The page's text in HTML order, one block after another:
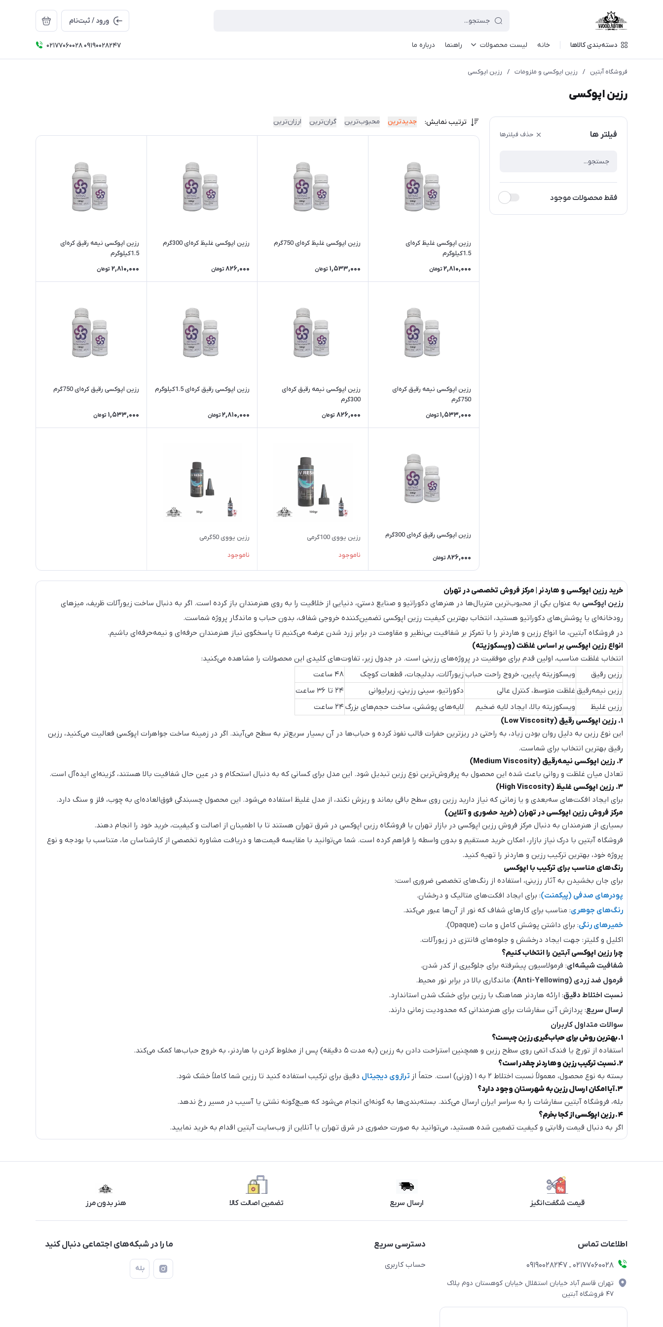
ورود / ثبت‌نام
دسته‌بندی کالاها خانه لیست محصولات راهنما درباره ما ۰۲۱۷۷۰۶۰۰۲۸ ۰۹۱۹۰۰۲۸۲۴۷
فروشگاه آبتین / رزين اپوکسی و ملزومات / رزين اپوكسی
رزين اپوكسی
فیلتر ها حذف فیلترها
فقط محصولات موجود
ترتیب نمایش: جدیدترین محبوب‌ترین گران‌ترین ارزان‌ترین
رزین اپوکسی غلیظ کره‌ای
1.5کیلوگرم
2,810,000 تومان
رزین اپوکسی غلیظ کره‌ای 750گرم
1,533,000 تومان
رزین اپوکسی غلیظ کره‌ای 300گرم
826,000 تومان
رزین اپوکسی نیمه رقیق کره‌ای
1.5کیلوگرم
2,810,000 تومان
رزین اپوکسی نیمه رقیق کره‌ای
750گرم
1,533,000 تومان
رزین اپوکسی نیمه رقیق کره‌ای
300گرم
826,000 تومان
رزین اپوکسی رقیق کره‌ای 1.5کیلوگرم
2,810,000 تومان
رزین اپوکسی رقیق کره‌ای 750گرم
1,533,000 تومان
رزین اپوکسی رقیق کره‌ای 300گرم
826,000 تومان
رزین یووی 100گرمی
ناموجود
رزین یووی 50گرمی
ناموجود
خرید رزین اپوکسی و هاردنر | مرکز فروش تخصصی در تهران
رزین اپوکسی به عنوان یکی از محبوب‌ترین متریال‌ها در هنرهای دکوراتیو و صنایع دستی، دنیایی از خلاقیت را به روی هنرمندان باز کرده است. اگر به دنبال ساخت زیورآلات ظریف، میزهای
رودخانه‌ای یا پوشش‌های دکوراتیو هستید، انتخاب بهترین کیفیت رزین اپوکسی تضمین‌کننده خروجی شفاف، بدون حباب و ماندگار پروژه شماست.
در فروشگاه آبتین، ما انواع رزین و هاردنر را با تمرکز بر شفافیت بی‌نظیر و مقاومت در برابر زرد شدن عرضه می‌کنیم تا پاسخگوی نیاز هنرمندان حرفه‌ای و نیمه‌حرفه‌ای باشیم.
انواع رزین اپوکسی بر اساس غلظت (ویسکوزیته)
انتخاب غلظت مناسب، اولین قدم برای موفقیت در پروژه‌های رزینی است. در جدول زیر، تفاوت‌های کلیدی این محصولات را مشاهده می‌کنید:
رزین رقیق
ویسکوزیته پایین، خروج راحت حباب زیورآلات، بدلیجات، قطعات کوچک
۴۸ ساعت
رزین نیمه‌رقیق غلظت متوسط، کنترل عالی دکوراتیو، سینی رزینی، زیرلیوانی
۲۴ تا ۳۶ ساعت
رزین غلیظ
ویسکوزیته بالا، ایجاد لایه ضخیم لایه‌های پوششی، ساخت حجم‌های بزرگ ۲۴ ساعت
۱. رزین اپوکسی رقیق (Low Viscosity)
این نوع رزین به دلیل روان بودن زیاد، به راحتی در ریزترین حفرات قالب نفوذ کرده و حباب‌ها در آن بسیار سریع‌تر به سطح می‌آیند. اگر در زمینه ساخت جواهرات اپوکسی فعالیت می‌کنید، رزین
رقیق بهترین انتخاب برای شماست.
۲. رزین اپوکسی نیمه‌رقیق (Medium Viscosity)
تعادل میان غلظت و روانی باعث شده این محصول به پرفروش‌ترین نوع رزین تبدیل شود. این مدل برای کسانی که به دنبال استحکام و در عین حال شفافیت بالا هستند، گزینه‌ای ایده‌آل است.
۳. رزین اپوکسی غلیظ (High Viscosity)
برای ایجاد افکت‌های سه‌بعدی و یا زمانی که نیاز دارید رزین روی سطح باقی بماند و ریزش نکند، از مدل غلیظ استفاده می‌شود. این محصول چسبندگی فوق‌العاده‌ای به چوب، فلز و سنگ دارد.
مرکز فروش رزین اپوکسی در تهران (خرید حضوری و آنلاین)
بسیاری از هنرمندان به دنبال مرکز فروش رزین اپوکسی در بازار تهران یا فروشگاه رزین اپوکسی در شرق تهران هستند تا با اطمینان از اصالت و کیفیت، خرید خود را انجام دهند.
فروشگاه آبتین با درک نیاز بازار، امکان خرید مستقیم و بدون واسطه را فراهم کرده است. شما می‌توانید با مقایسه قیمت‌ها و دریافت مشاوره تخصصی از کارشناسان ما، متناسب با بودجه و نوع
پروژه خود، بهترین ترکیب رزین و هاردنر را تهیه کنید.
رنگ‌های مناسب برای ترکیب با اپوکسی
برای جان بخشیدن به آثار رزینی، استفاده از رنگ‌های تخصصی ضروری است:
پودرهای صدفی (پیکمنت): برای ایجاد افکت‌های متالیک و درخشان.
رنگ‌های جوهری: مناسب برای کارهای شفاف که نور از آن‌ها عبور می‌کند.
خمیرهای رنگی: برای داشتن پوشش کامل و مات (Opaque).
اکلیل و گلیتر: جهت ایجاد درخشش و جلوه‌های فانتزی در زیورآلات.
چرا رزین اپوکسی آبتین را انتخاب کنیم؟
شفافیت شیشه‌ای: فرمولاسیون پیشرفته برای جلوگیری از کدر شدن.
فرمول ضد زردی (Anti-Yellowing)
: ماندگاری بالا در برابر نور محیط.
نسبت اختلاط دقیق: ارائه هاردنر هماهنگ با رزین برای خشک شدن استاندارد.
ارسال سریع: پردازش آنی سفارشات برای هنرمندانی که محدودیت زمانی دارند.
سوالات متداول کاربران
۱. بهترین روش برای حباب‌گیری رزین چیست؟
استفاده از تورچ یا فندک اتمی روی سطح رزین و همچنین استراحت دادن به رزین (به مدت ۵ دقیقه) پس از مخلوط کردن با هاردنر، به خروج حباب‌ها کمک می‌کند.
۲. نسبت ترکیب رزین و هاردنر چقدر است؟
بسته به نوع محصول، معمولاً نسبت اختلاط ۲ به ۱ (وزنی) است. حتماً از
ترازوی دیجیتال دقیق برای ترکیب استفاده کنید تا رزین شما کاملاً خشک شود.
۳. آیا امکان ارسال رزین به شهرستان وجود دارد؟
بله، فروشگاه آبتین سفارشات را به سراسر ایران ارسال می‌کند. بسته‌بندی‌ها به گونه‌ای انجام می‌شود که هیچ‌گونه نشتی یا آسیب در مسیر رخ ندهد.
۴. رزین اپوکسی از کجا بخرم؟
اگر به دنبال قیمت رقابتی و کیفیت تضمین شده هستید، می‌توانید به صورت حضوری در شرق تهران یا آنلاین از وب‌سایت آبتین اقدام به خرید نمایید.
قیمت شگفت‌انگیز ارسال سریع تضمین اصالت کالا هنر بدون مرز
اطلاعات تماس
۰۲۱۷۷۰۶۰۰۲۸ ـ ۰۹۱۹۰۰۲۸۲۴۷
تهران قاسم آباد خیابان استقلال خیابان کوهستان دوم پلاک
۴۷ فروشگاه آبتین
دسترسی سریع
حساب کاربری
ما را در شبکه‌های اجتماعی دنبال کنید
بله